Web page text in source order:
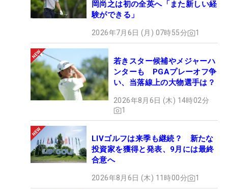
岡尚之は初の全英へ「また新しい経
験ができる」
2026年7月6日 (月) 07時55分 1
若きスター候補やメジャーハ
ンターも PGAプレーオフ争
い、当落線上の大物選手は？
2026年8月6日 (木) 14時02分
1
LIVゴルフは来季も継続？ 新たな
投資家を獲得と発表、9月には最終
合意へ
2026年8月6日 (木) 11時00分 1